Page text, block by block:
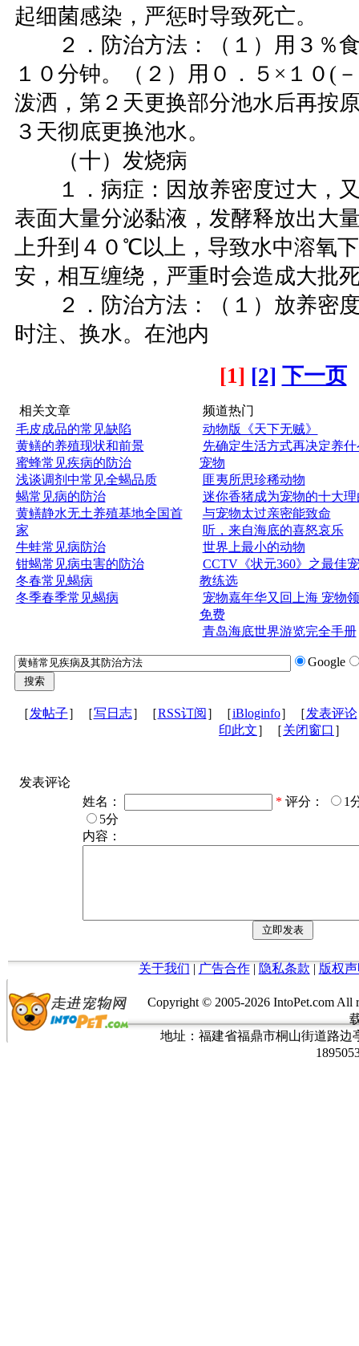
起细菌感染，严惩时导致死亡。
２．防治方法：（１）用３％食
１０分钟。（２）用０．５×１０(
泼洒，第２天更换部分池水后再按
３天彻底更换池水。
（十）发烧病
１．病症：因放养密度过大，又
表面大量分泌黏液，发酵释放出大
上升到４０℃以上，导致水中溶氧
安，相互缠绕，严重时会造成大批
２．防治方法：（１）放养密度
时注、换水。在池内
[1] [2] 下一页
相关文章
毛皮成品的常见缺陷
黄鳝的养殖现状和前景
蜜蜂常见疾病的防治
浅谈调剂中常见全蝎品质
蝎常见病的防治
黄鳝静水无土养殖基地全国首
家
牛蛙常见病防治
钳蝎常见病虫害的防治
冬春常见蝎病
冬季春季常见蝎病
频道热门
动物版《天下无贼》
先确定生活方式再决定养什
宠物
匪夷所思珍稀动物
迷你香猪成为宠物的十大理
与宠物太过亲密能致命
听，来自海底的喜怒哀乐
世界上最小的动物
CCTV《状元360》之最佳
教练选
宠物嘉年华又回上海 宠物
免费
青岛海底世界游览完全手册
Google
［发帖子］［写日志］［RSS订阅 ］［iBloginfo］［发表评论
印此文］［关闭窗口 ］
发表评论
姓名：
* 评分：
1
5分
内容：
关于我们 | 广告合作| 隐私条款 | 版权
Copyright © 2005-2026 IntoPet.com
地址：福建省福鼎市桐山街道路边